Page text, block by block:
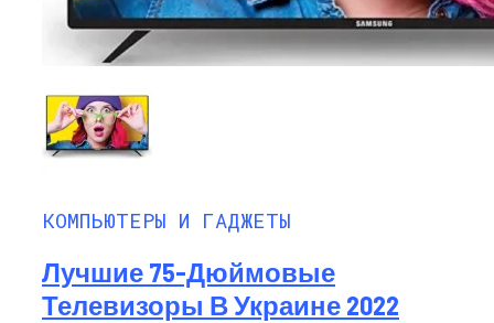
КОМПЬЮТЕРЫ И ГАДЖЕТЫ
Лучшие 75-Дюймовые
Телевизоры В Украине 2022